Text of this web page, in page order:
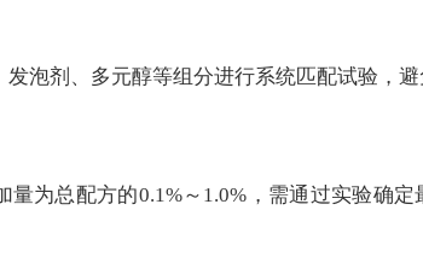
发泡剂、多元醇等组分进行系统匹配试验，避
量为总配方的0.1%～1.0%，需通过实验确